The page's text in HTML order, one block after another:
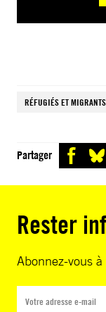
RÉFUGIÉS ET MIGRANTS
Partager
Rester
Abonnez-vous